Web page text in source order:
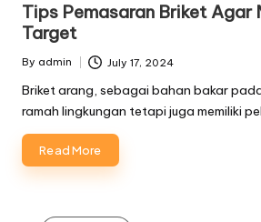
Tips Pemasaran Briket Agar
Target
Posted
By admin July 17, 2024
Briket arang, sebagai bahan bakar
ramah lingkungan tetapi juga memiliki
Read More